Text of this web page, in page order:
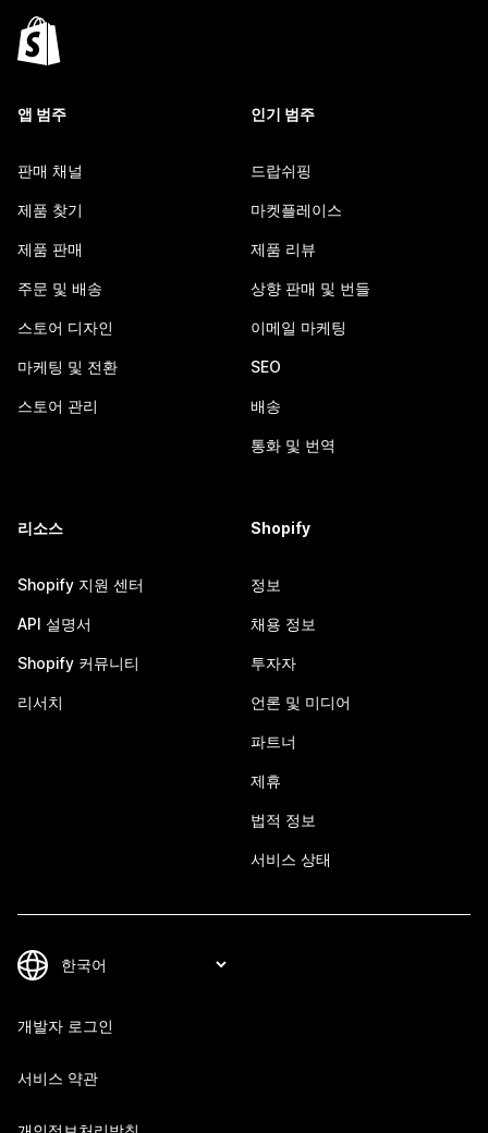
앱 범주
판매 채널
제품 찾기
제품 판매
주문 및 배송
스토어 디자인
마케팅 및 전환
스토어 관리
인기 범주
드랍쉬핑
마켓플레이스
제품 리뷰
상향 판매 및 번들
이메일 마케팅
SEO
배송
통화 및 번역
리소스
Shopify 지원 센터
API 설명서
Shopify 커뮤니티
리서치
Shopify
정보
채용 정보
투자자
언론 및 미디어
파트너
제휴
법적 정보
서비스 상태
개발자 로그인
서비스 약관